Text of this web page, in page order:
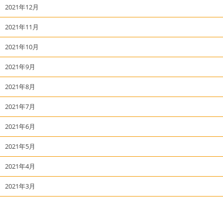
2021年12月
2021年11月
2021年10月
2021年9月
2021年8月
2021年7月
2021年6月
2021年5月
2021年4月
2021年3月